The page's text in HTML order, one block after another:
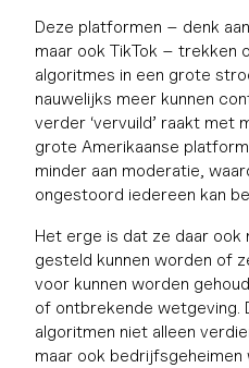
Deze platformen – denk
maar ook TikTok – trekken
algoritmes in een grote
nauwelijks meer kunnen
verder ‘vervuild’ raakt met
grote Amerikaanse
minder aan moderatie,
ongestoord iedereen kan
Het erge is dat ze daar ook
gesteld kunnen worden of
voor kunnen worden
of ontbrekende wetgeving.
algoritmen niet alleen
maar ook bedrijfsgeheimen